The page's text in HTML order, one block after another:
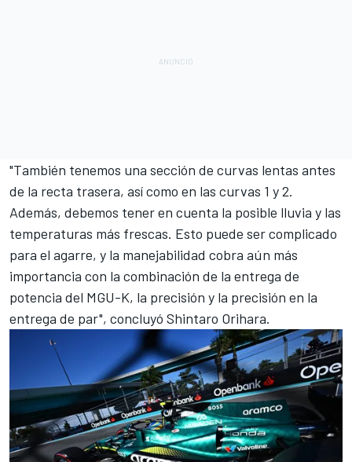
"También tenemos una sección de curvas lentas antes
de la recta trasera, así como en las curvas 1 y 2.
Además, debemos tener en cuenta la posible lluvia y las
temperaturas más frescas. Esto puede ser complicado
para el agarre, y la manejabilidad cobra aún más
importancia con la combinación de la entrega de
potencia del MGU-K, la precisión y la precisión en la
entrega de par", concluyó Shintaro Orihara.